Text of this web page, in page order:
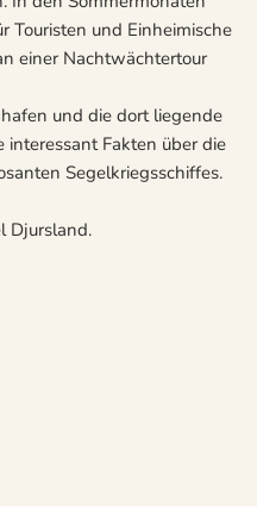
Touristen und Einheimische
einer Nachtwächtertour
und die dort liegende
interessant Fakten über die
Segelkriegsschiffes.
Djursland.